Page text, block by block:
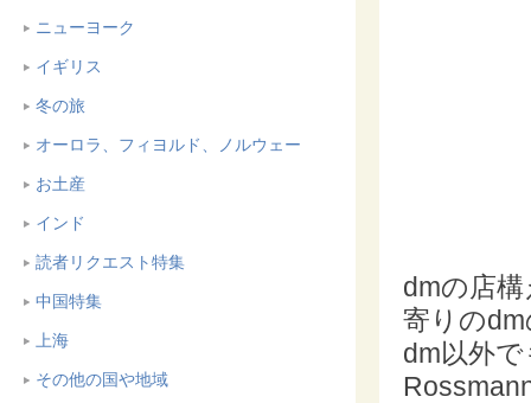
ニューヨーク
イギリス
冬の旅
オーロラ、フィヨルド、ノルウェー
お土産
インド
読者リクエスト特集
中国特集
上海
その他の国や地域
dmの店
寄りの
dm以外